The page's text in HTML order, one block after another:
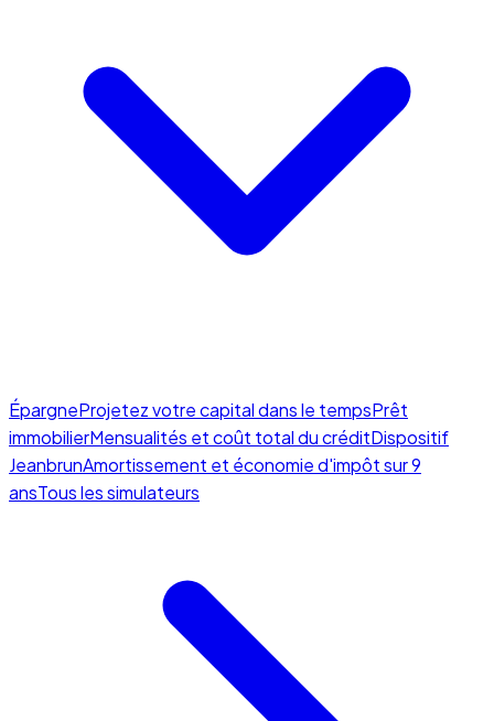
ÉpargneProjetez votre capital dans le tempsPrêt
immobilierMensualités et coût total du créditDispositif
JeanbrunAmortissement et économie d'impôt sur 9
ansTous les simulateurs